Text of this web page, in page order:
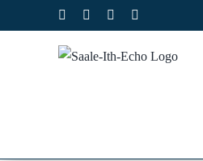
Inhalt
Facebook Instagram